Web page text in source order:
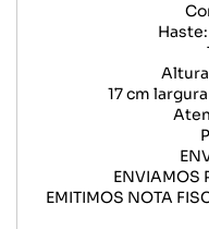
17 cm
ENVIAMOS
EMITIMOS NOTA